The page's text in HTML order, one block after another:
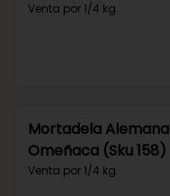
Venta por 1/4 kg.
Mortadela Alemana
Omeñaca (Sku 158)
Venta por 1/4 kg.